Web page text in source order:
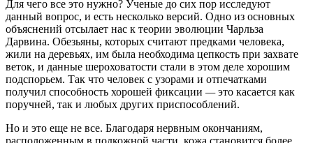
Для чего все это нужно? Ученые до сих пор исследуют
данный вопрос, и есть несколько версий. Одно из основных
объяснений отсылает нас к теории эволюции Чарльза
Дарвина. Обезьяны, которых считают предками человека,
жили на деревьях, им была необходима цепкость при захвате
веток, и данные шероховатости стали в этом деле хорошим
подспорьем. Так что человек с узорами и отпечатками
получил способность хорошей фиксации —это касается как
поручней, так и любых других приспособлений.
Но и это еще не все. Благодаря нервным окончаниям,
расположенным в подкожной части, кожа становится более